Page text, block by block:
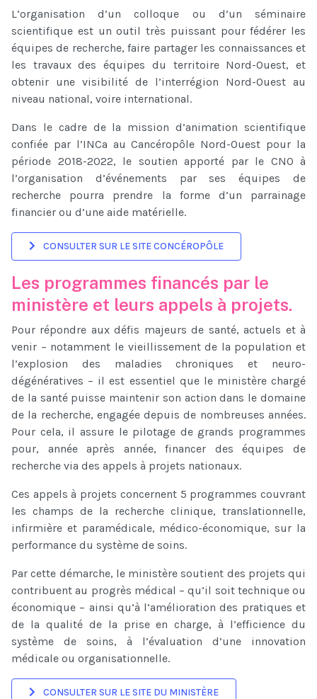
L’organisation d’un colloque ou d’un séminaire
scientifique est un outil très puissant pour fédérer les
équipes de recherche, faire partager les connaissances et
les travaux des équipes du territoire Nord-Ouest, et
obtenir une visibilité de l’interrégion Nord-Ouest au
niveau national, voire international.
Dans le cadre de la mission d’animation scientifique
confiée par l’INCa au Cancéropôle Nord-Ouest pour la
période 2018-2022, le soutien apporté par le CNO à
l’organisation d’événements par ses équipes de
recherche pourra prendre la forme d’un parrainage
financier ou d’une aide matérielle.
CONSULTER SUR LE SITE CONCÉROPÔLE
Les programmes financés par le
ministère et leurs appels à projets.
Pour répondre aux défis majeurs de santé, actuels et à
venir – notamment le vieillissement de la population et
l’explosion des maladies chroniques et neuro-
dégénératives – il est essentiel que le ministère chargé
de la santé puisse maintenir son action dans le domaine
de la recherche, engagée depuis de nombreuses années.
Pour cela, il assure le pilotage de grands programmes
pour, année après année, financer des équipes de
recherche via des appels à projets nationaux.
Ces appels à projets concernent 5 programmes couvrant
les champs de la recherche clinique, translationnelle,
infirmière et paramédicale, médico-économique, sur la
performance du système de soins.
Par cette démarche, le ministère soutient des projets qui
contribuent au progrès médical – qu’il soit technique ou
économique – ainsi qu’à l’amélioration des pratiques et
de la qualité de la prise en charge, à l’efficience du
système de soins, à l’évaluation d’une innovation
médicale ou organisationnelle.
CONSULTER SUR LE SITE DU MINISTÈRE